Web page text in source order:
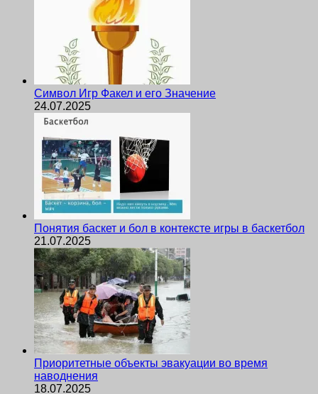
Символ Игр Факел и его Значение
24.07.2025
Понятия баскет и бол в контексте игры в баскетбол
21.07.2025
Приоритетные объекты эвакуации во время
наводнения
18.07.2025